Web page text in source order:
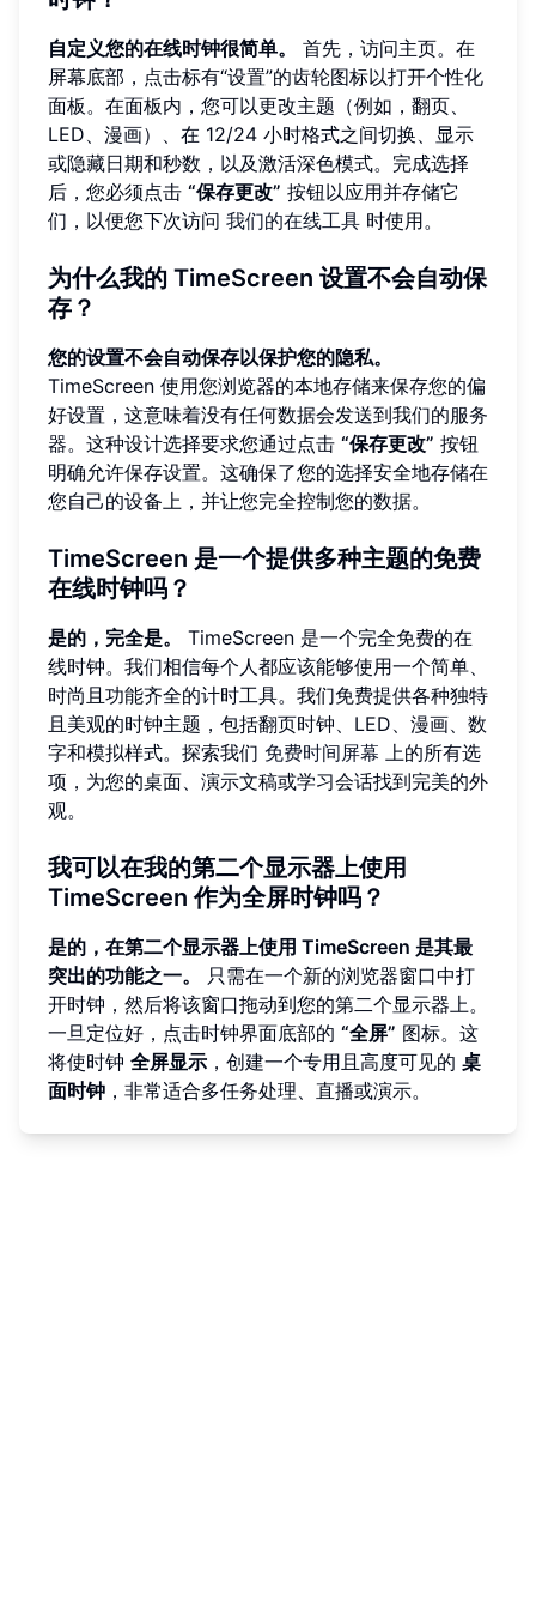
自定义您的在线时钟很简单。
首先，访问主页。在
屏幕底部，点击标有“设置”的齿轮图标以打开个性化
面板。在面板内，您可以更改主题（例如，翻页、
LED、漫画）、在 12/24 小时格式之间切换、显示
或隐藏日期和秒数，以及激活深色模式。完成选择
后，您必须点击 “保存更改” 按钮以应用并存储它
们，以便您下次访问 我们的在线工具 时使用。
为什么我的 TimeScreen 设置不会自动保
存？
您的设置不会自动保存以保护您的隐私。
TimeScreen 使用您浏览器的本地存储来保存您的偏
好设置，这意味着没有任何数据会发送到我们的服务
器。这种设计选择要求您通过点击 “保存更改” 按钮
明确允许保存设置。这确保了您的选择安全地存储在
您自己的设备上，并让您完全控制您的数据。
TimeScreen 是一个提供多种主题的免费
在线时钟吗？
是的，完全是。
TimeScreen 是一个完全免费的在
线时钟。我们相信每个人都应该能够使用一个简单、
时尚且功能齐全的计时工具。我们免费提供各种独特
且美观的时钟主题，包括翻页时钟、LED、漫画、数
字和模拟样式。探索我们 免费时间屏幕 上的所有选
项，为您的桌面、演示文稿或学习会话找到完美的外
观。
我可以在我的第二个显示器上使用
TimeScreen 作为全屏时钟吗？
是的，在第二个显示器上使用 TimeScreen 是其最
突出的功能之一。
只需在一个新的浏览器窗口中打
开时钟，然后将该窗口拖动到您的第二个显示器上。
一旦定位好，点击时钟界面底部的 “全屏” 图标。这
将使时钟 全屏显示 ，创建一个专用且高度可见的 桌
面时钟 ，非常适合多任务处理、直播或演示。